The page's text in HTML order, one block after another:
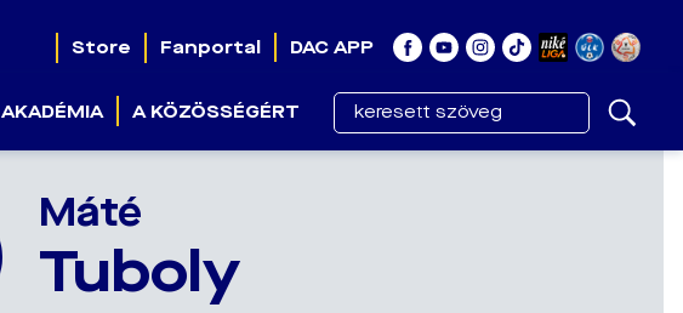
Store Fanportal DAC APP
AKADÉMIA A KÖZÖSSÉGÉRT
Máté
Tuboly